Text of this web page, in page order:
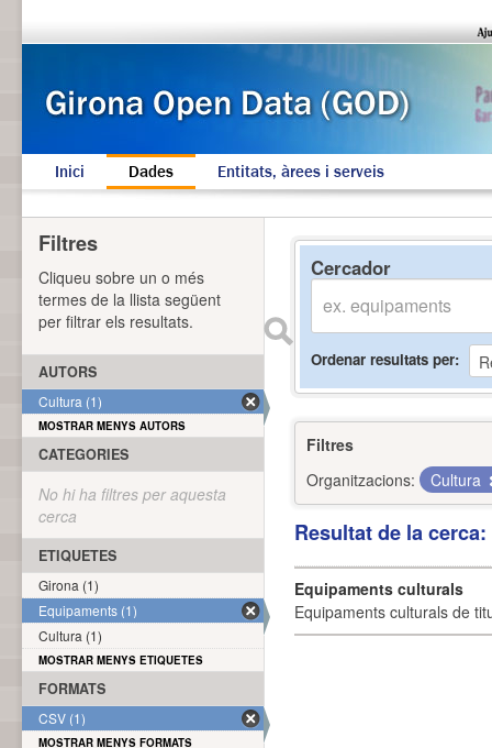
Inici Dades Entitats, àrees i serveis
Cercador
Ordenar resultats per
Filtres
Organitzacions:
Cultura
Resultat de la
Equipaments culturals
Equipaments culturals de
Filtres
Cliqueu sobre un o més
termes de la llista següent
per filtrar els resultats.
AUTORS
Cultura (1)
MOSTRAR MENYS AUTORS
CATEGORIES
No hi ha filtres per aquesta
cerca
ETIQUETES
Girona (1)
Equipaments (1)
Cultura (1)
MOSTRAR MENYS ETIQUETES
FORMATS
CSV (1)
MOSTRAR MENYS FORMATS